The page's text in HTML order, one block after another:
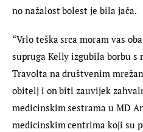
no nažalost bolest je bila jača.
“Vrlo teška srca moram vas
supruga Kelly izgubila borbu s
Travolta na društvenim
obitelj i on biti zauvijek
medicinskim sestrama u MD
medicinskim centrima koji su